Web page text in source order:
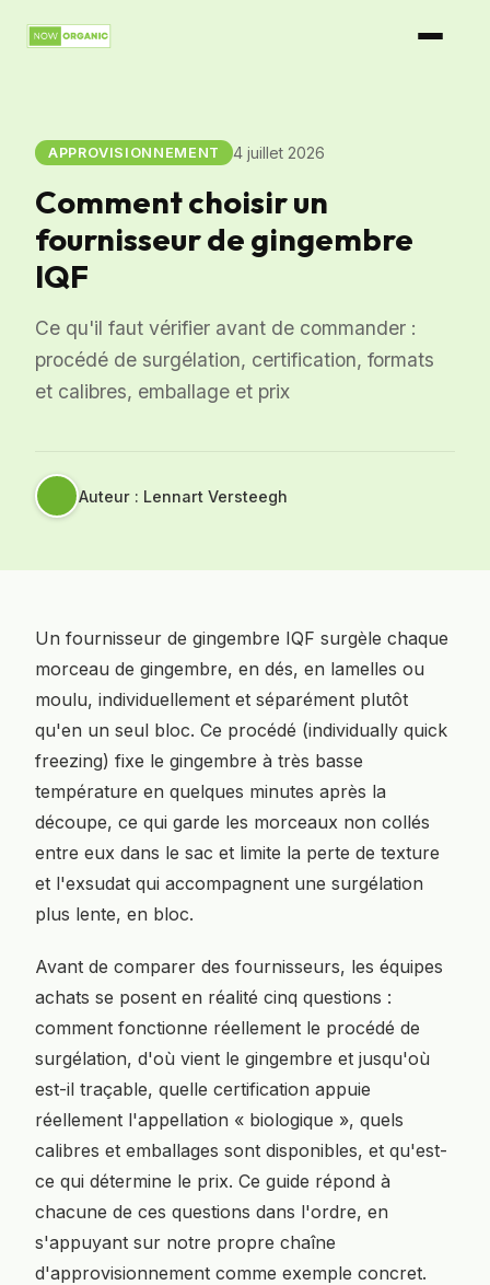
APPROVISIONNEMENT 4 juillet 2026
Comment choisir un
fournisseur de gingembre
IQF
Ce qu'il faut vérifier avant de commander :
procédé de surgélation, certification, formats
et calibres, emballage et prix
Auteur : Lennart Versteegh
Un fournisseur de gingembre IQF surgèle chaque
morceau de gingembre, en dés, en lamelles ou
moulu, individuellement et séparément plutôt
qu'en un seul bloc. Ce procédé (individually quick
freezing) fixe le gingembre à très basse
température en quelques minutes après la
découpe, ce qui garde les morceaux non collés
entre eux dans le sac et limite la perte de texture
et l'exsudat qui accompagnent une surgélation
plus lente, en bloc.
Avant de comparer des fournisseurs, les équipes
achats se posent en réalité cinq questions :
comment fonctionne réellement le procédé de
surgélation, d'où vient le gingembre et jusqu'où
est-il traçable, quelle certification appuie
réellement l'appellation « biologique », quels
calibres et emballages sont disponibles, et qu'est-
ce qui détermine le prix. Ce guide répond à
chacune de ces questions dans l'ordre, en
s'appuyant sur notre propre chaîne
d'approvisionnement comme exemple concret.